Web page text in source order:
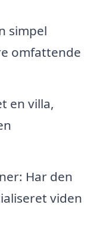
simpel
omfattende
en villa,
Har den
viden